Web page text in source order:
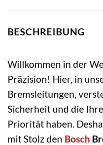
BESCHREIBUNG
Willkommen in der
Präzision! Hier, in
Bremsleitungen,
Sicherheit und die
Priorität haben.
mit Stolz den Bosch